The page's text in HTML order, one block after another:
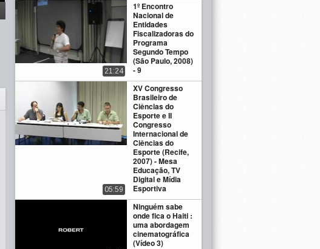
1º Encontro
Nacional de
Entidades
Fiscalizadoras do
Programa
Segundo Tempo
(São Paulo, 2008)
- 9
21:24
XV Congresso
Brasileiro de
Ciências do
Esporte e II
Congresso
Internacional de
Ciências do
Esporte (Recife,
2007) - Mesa
Educação, TV
Digital e Mídia
Esportiva
05:59
Ninguém sabe
onde fica o Haiti :
uma abordagem
cinematográfica
(Vídeo 3)